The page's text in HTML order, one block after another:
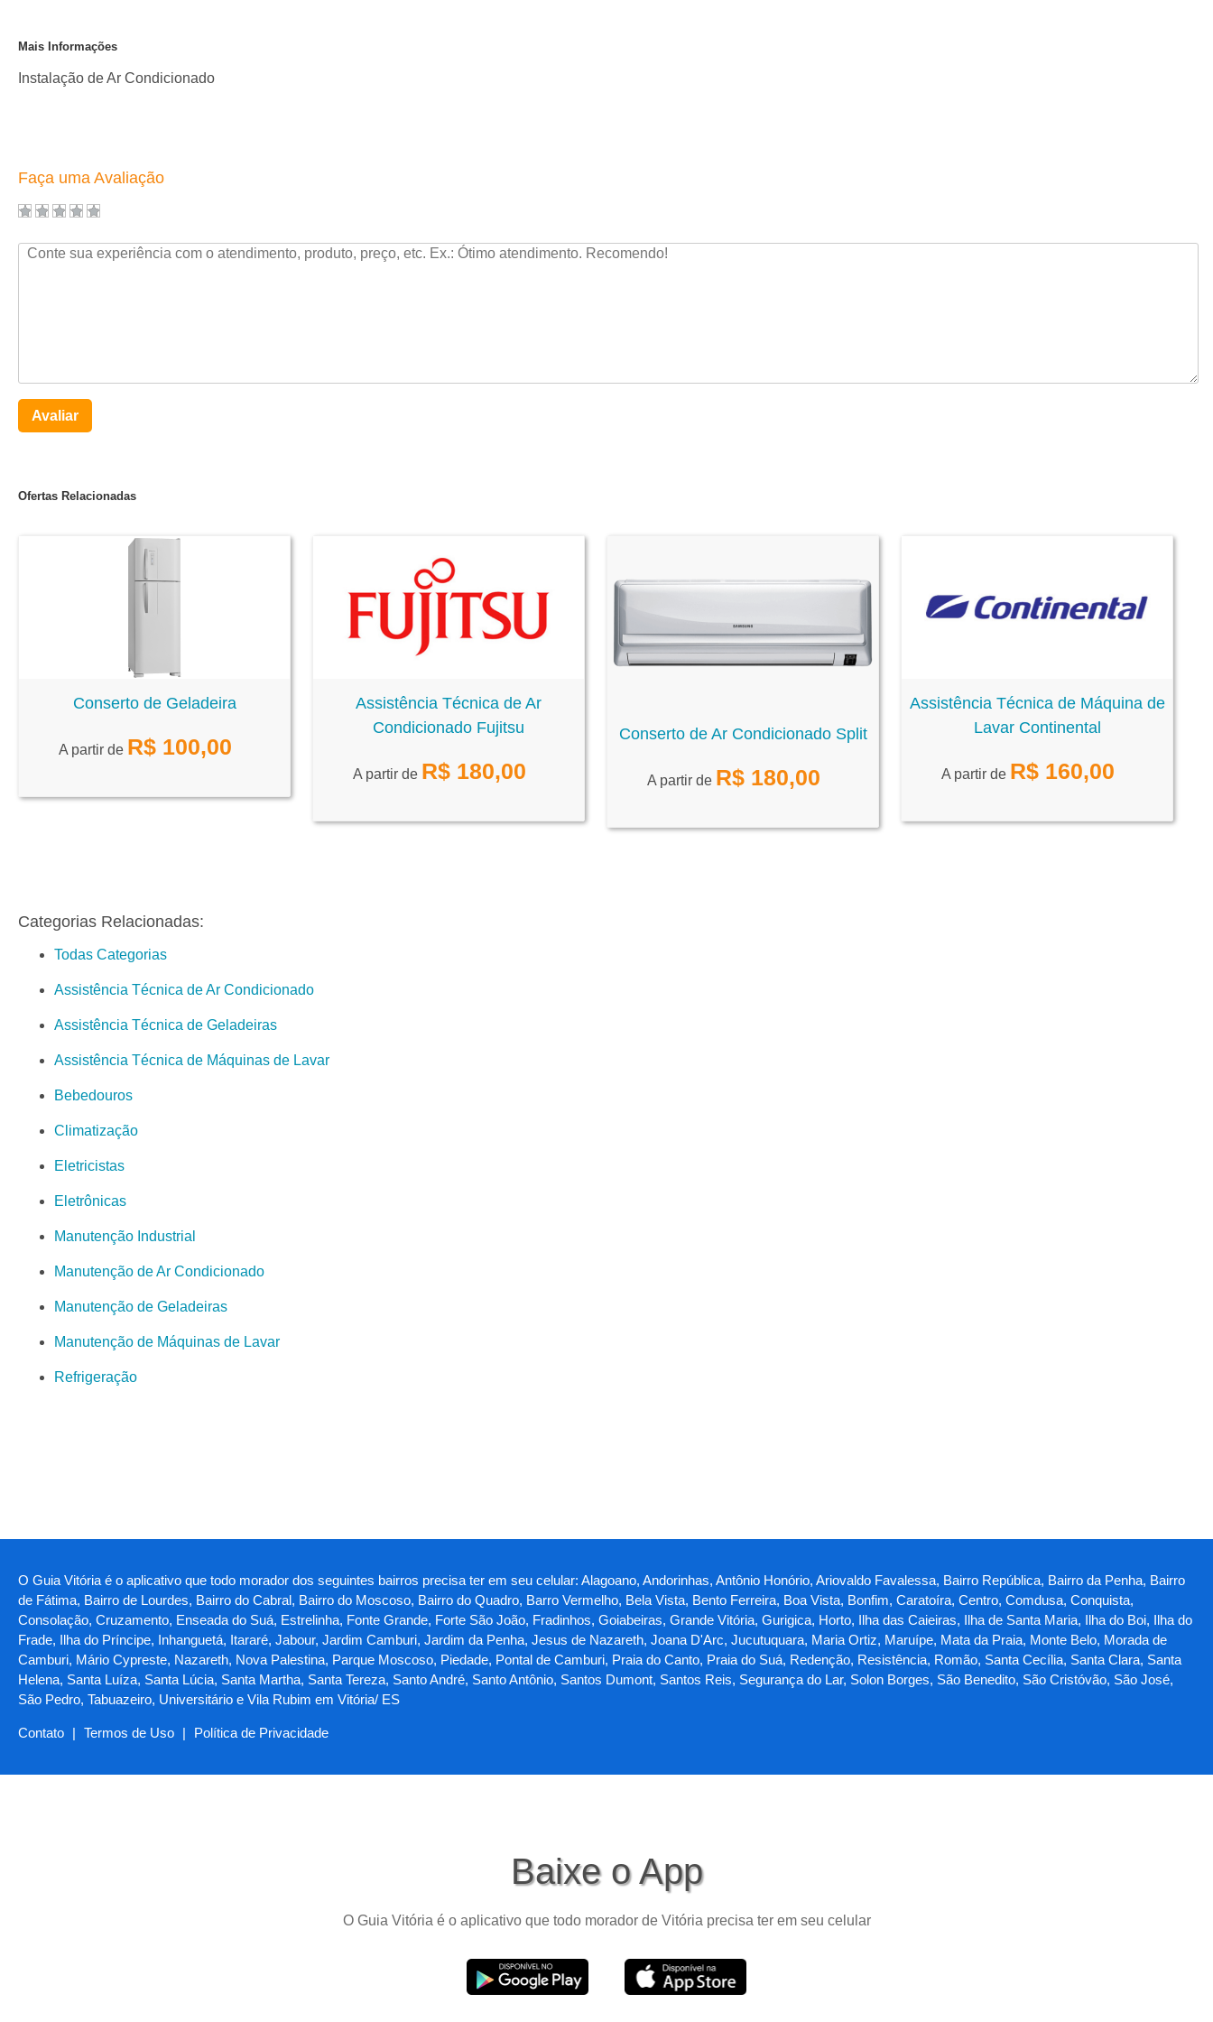
Mais Informações
Instalação de Ar Condicionado
Faça uma Avaliação
Avaliar
Ofertas Relacionadas
Conserto de Geladeira
A partir de R$ 100,00
Assistência Técnica de Ar
Condicionado Fujitsu
A partir de R$ 180,00
Conserto de Ar Condicionado Split
A partir de R$ 180,00
Assistência Técnica de Máquina de
Lavar Continental
A partir de R$ 160,00
Categorias Relacionadas:
Todas Categorias
Assistência Técnica de Ar Condicionado
Assistência Técnica de Geladeiras
Assistência Técnica de Máquinas de Lavar
Bebedouros
Climatização
Eletricistas
Eletrônicas
Manutenção Industrial
Manutenção de Ar Condicionado
Manutenção de Geladeiras
Manutenção de Máquinas de Lavar
Refrigeração
O Guia Vitória é o aplicativo que todo morador dos seguintes bairros precisa ter em seu celular: Alagoano, Andorinhas, Antônio Honório, Ariovaldo Favalessa, Bairro República, Bairro da Penha, Bairro
de Fátima, Bairro de Lourdes, Bairro do Cabral, Bairro do Moscoso, Bairro do Quadro, Barro Vermelho, Bela Vista, Bento Ferreira, Boa Vista, Bonfim, Caratoíra, Centro, Comdusa, Conquista,
Consolação, Cruzamento, Enseada do Suá, Estrelinha, Fonte Grande, Forte São João, Fradinhos, Goiabeiras, Grande Vitória, Gurigica, Horto, Ilha das Caieiras, Ilha de Santa Maria, Ilha do Boi, Ilha do
Frade, Ilha do Príncipe, Inhanguetá, Itararé, Jabour, Jardim Camburi, Jardim da Penha, Jesus de Nazareth, Joana D'Arc, Jucutuquara, Maria Ortiz, Maruípe, Mata da Praia, Monte Belo, Morada de
Camburi, Mário Cypreste, Nazareth, Nova Palestina, Parque Moscoso, Piedade, Pontal de Camburi, Praia do Canto, Praia do Suá, Redenção, Resistência, Romão, Santa Cecília, Santa Clara, Santa
Helena, Santa Luíza, Santa Lúcia, Santa Martha, Santa Tereza, Santo André, Santo Antônio, Santos Dumont, Santos Reis, Segurança do Lar, Solon Borges, São Benedito, São Cristóvão, São José,
São Pedro, Tabuazeiro, Universitário e Vila Rubim em Vitória/ ES
Contato | Termos de Uso | Política de Privacidade
Baixe o App
O Guia Vitória é o aplicativo que todo morador de Vitória precisa ter em seu celular